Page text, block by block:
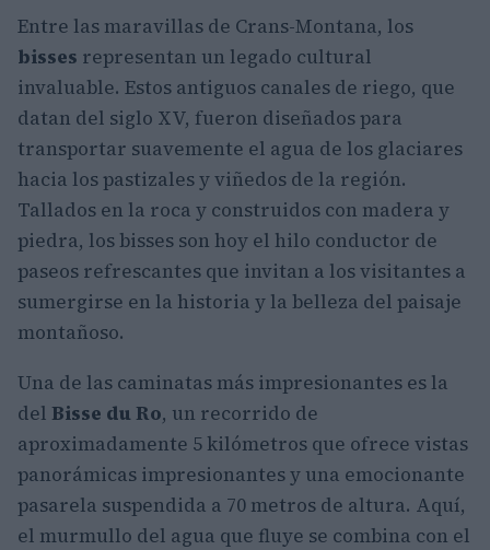
Entre las maravillas de Crans-Montana, los
bisses representan un legado cultural
invaluable. Estos antiguos canales de riego, que
datan del siglo XV, fueron diseñados para
transportar suavemente el agua de los glaciares
hacia los pastizales y viñedos de la región.
Tallados en la roca y construidos con madera y
piedra, los bisses son hoy el hilo conductor de
paseos refrescantes que invitan a los visitantes a
sumergirse en la historia y la belleza del paisaje
montañoso.
Una de las caminatas más impresionantes es la
del Bisse du Ro, un recorrido de
aproximadamente 5 kilómetros que ofrece vistas
panorámicas impresionantes y una emocionante
pasarela suspendida a 70 metros de altura. Aquí,
el murmullo del agua que fluye se combina con el